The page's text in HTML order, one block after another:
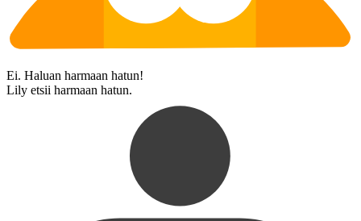
Ei. Haluan harmaan hatun!
Lily etsii harmaan hatun.